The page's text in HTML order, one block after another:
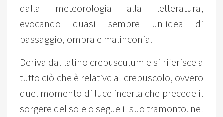
dalla meteorologia alla letteratura,
evocando quasi sempre un'idea di
passaggio, ombra e malinconia.
Deriva dal latino crepusculum e si riferisce a
tutto ciò che è relativo al crepuscolo, ovvero
quel momento di luce incerta che precede il
sorgere del sole o segue il suo tramonto. nel